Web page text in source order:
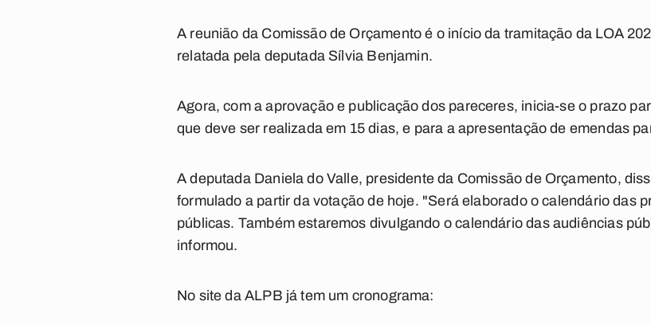
A reunião da Comissão de Orçamento é o início da tramitação da LOA
relatada pela deputada Sílvia Benjamin.
Agora, com a aprovação e publicação dos pareceres, inicia-se o prazo
que deve ser realizada em 15 dias, e para a apresentação de emendas
A deputada Daniela do Valle, presidente da Comissão de Orçamento,
formulado a partir da votação de hoje. "Será elaborado o calendário das
públicas. Também estaremos divulgando o calendário das audiências
informou.
No site da ALPB já tem um cronograma: